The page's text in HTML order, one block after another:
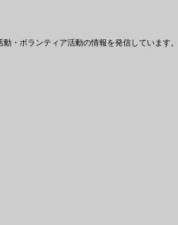
・ボランティア活動の情報を発信しています。